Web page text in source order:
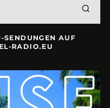
SENDUNGEN AUF
RADIO.EU